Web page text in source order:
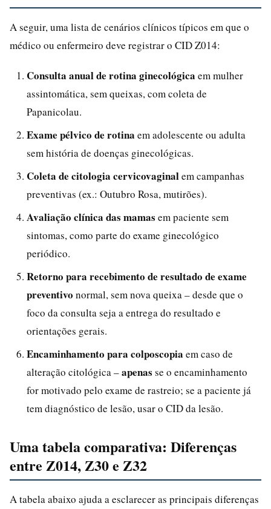
A seguir, uma lista de cenários clínicos típicos em que o
médico ou enfermeiro deve registrar o CID Z014:
Consulta anual de rotina ginecológica em mulher
assintomática, sem queixas, com coleta de
Papanicolau.
Exame pélvico de rotina em adolescente ou adulta
sem história de doenças ginecológicas.
Coleta de citologia cervicovaginalem campanhas
preventivas (ex.: Outubro Rosa, mutirões).
Avaliação clínica das mamas em paciente sem
sintomas, como parte do exame ginecológico
periódico.
Retorno para recebimento de resultado de exame
preventivo normal, sem nova queixa – desde que o
foco da consulta seja a entrega do resultado e
orientações gerais.
Encaminhamento para colposcopia em caso de
alteração citológica –apenas se o encaminhamento
for motivado pelo exame de rastreio; se a paciente já
tem diagnóstico de lesão, usar o CID da lesão.
Uma tabela comparativa: Diferenças
entre Z014, Z30 e Z32
A tabela abaixo ajuda a esclarecer as principais diferenças